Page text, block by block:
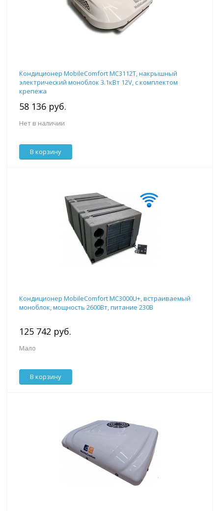
Кондиционер MobileComfort MC3112T, накрышный
электрический моноблок 3.1кВт 12V, с комплектом
крепежа
58 136 руб.
Нет в наличии
В корзину
Кондиционер MobileComfort MC3000U+, встраиваемый
моноблок, мощность 2600Вт, питание 230B
125 742 руб.
Мало
В корзину